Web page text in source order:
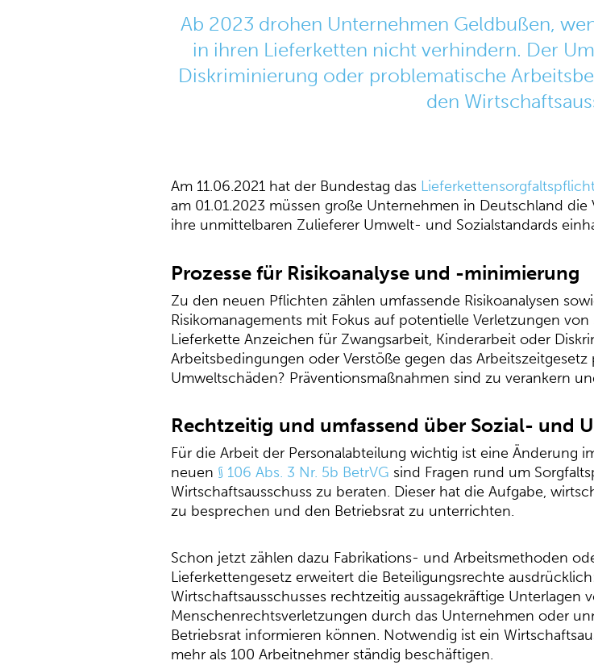
Ab 2023 drohen Unternehmen Geldbußen,
in ihren Lieferketten nicht verhindern. Der
Diskriminierung oder problematische
den
Am 11.06.2021 hat der Bundestag das
am 01.01.2023 müssen große Unternehmen in Deutschland
ihre unmittelbaren Zulieferer Umwelt- und Sozialstandards
Prozesse für Risikoanalyse und -minimierung
Zu den neuen Pflichten zählen umfassende Risikoanalysen
Risikomanagements mit Fokus auf potentielle Verletzungen
Lieferkette Anzeichen für Zwangsarbeit, Kinderarbeit oder
Arbeitsbedingungen oder Verstöße gegen das
Umweltschäden? Präventionsmaßnahmen sind zu verankern
Rechtzeitig und umfassend über Sozial- und
Für die Arbeit der Personalabteilung wichtig ist eine Änderung
neuen § 106 Abs. 3 Nr. 5b BetrVG sind Fragen rund um
Wirtschaftsausschuss zu beraten. Dieser hat die Aufgabe,
zu besprechen und den Betriebsrat zu unterrichten.
Schon jetzt zählen dazu Fabrikations- und Arbeitsmethoden
Lieferkettengesetz erweitert die Beteiligungsrechte
Wirtschaftsausschusses rechtzeitig aussagekräftige Unterlagen
Menschenrechtsverletzungen durch das Unternehmen oder
Betriebsrat informieren können. Notwendig ist ein
mehr als 100 Arbeitnehmer ständig beschäftigen.